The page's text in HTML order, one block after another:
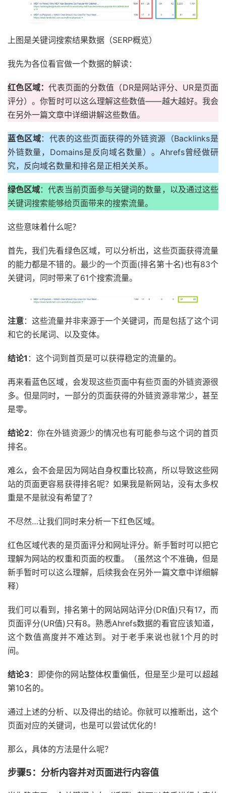
上图是关键词搜索结果数据（SERP概览）
我先为各位看官做一个数据的解读：
红色区域：代表页面的分数值（DR是网站评分、UR是页面
评分）。你暂时可以这么理解这些数值——越大越好。我会
在另外一篇文章中详细讲解这些数值。
蓝色区域：代表的这些页面获得的外链资源（Backlinks是
外链数量，Domains是反向域名数量）。Ahrefs曾经做研
究，反向域名数量和排名是正相关关系。
绿色区域：代表当前页面参与关键词的数量，以及通过这些
关键词搜索能够给页面带来的搜索流量。
这些意味着什么呢？
首先，我们先看绿色区域，可以分析出，这些页面获得流量
的能力都是不错的。最少的一个页面(排名第十名)也有83个
关键词，同时带来了61个搜索流量。
注意：这些流量并非来源于一个关键词，而是包括了这个词
和它的长尾词、以及变体。
结论1 ：这个词到首页是可以获得稳定的流量的。
再来看蓝色区域，会发现这些页面中有些页面的外链资源很
多。但是同时，一部分的页面获得的外链资源非常少，甚至
是零。
结论2：你在外链资源少的情况也有可能参与这个词的首页
排名。
难么，会不会是因为网站自身权重比较高，所以导致这些网
站的页面更容易获得排名呢？如果我是新网站，没有太多权
重是不是就没有希望了？
不尽然…让我们同时来分析一下红色区域。
红色区域代表的是页面评分和网址评分。新手暂时可以把它
理解为网站的权重和页面的权重。（虽然这个不准确，但是
新手暂时可以这么理解，后续我会在另外一篇文章中详细解
释）
我们可以看到，排名第十的网站网站评分(DR值)只有17，而
页面评分(UR值)只有8。熟悉Ahrefs数据的看官应该知道，
这个数值高度并不难达到。对于老手来说也就1个月的时
间。
结论3 ：即使你的网站整体权重偏低，但是至少是可以超越
第10名的。
通过上述的分析、以及得出的结论。你就可以推断出，这个
页面对应的关键词，也是可以尝试优化的！
那么，具体的方法是什么呢？
步骤5：分析内容并对页面进行内容值